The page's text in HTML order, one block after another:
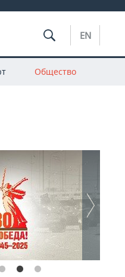
EN
Общество